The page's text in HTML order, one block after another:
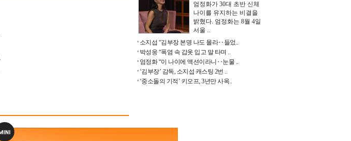
엄정화가 30대 초반 신체
나이를 유지하는 비결을
밝혔다. 엄정화는 8월 4일
서울 ..
소지섭 “김부장 본명 나도 몰라‥들었..
박성웅 “폭염 속 갑옷 입고 말 타며 ..
엄정화 “이 나이에 액션이라니‥눈물 ..
‘김부장’ 감독, 소지섭 캐스팅 2번 ..
‘중소돌의 기적’ 키오프, 3년만 사옥..